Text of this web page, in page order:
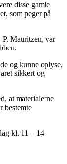
disse gamle
som peger på
Mauritzen, var
og kunne oplyse,
sikkert og
at materialerne
bestemte
kl. 11 – 14.